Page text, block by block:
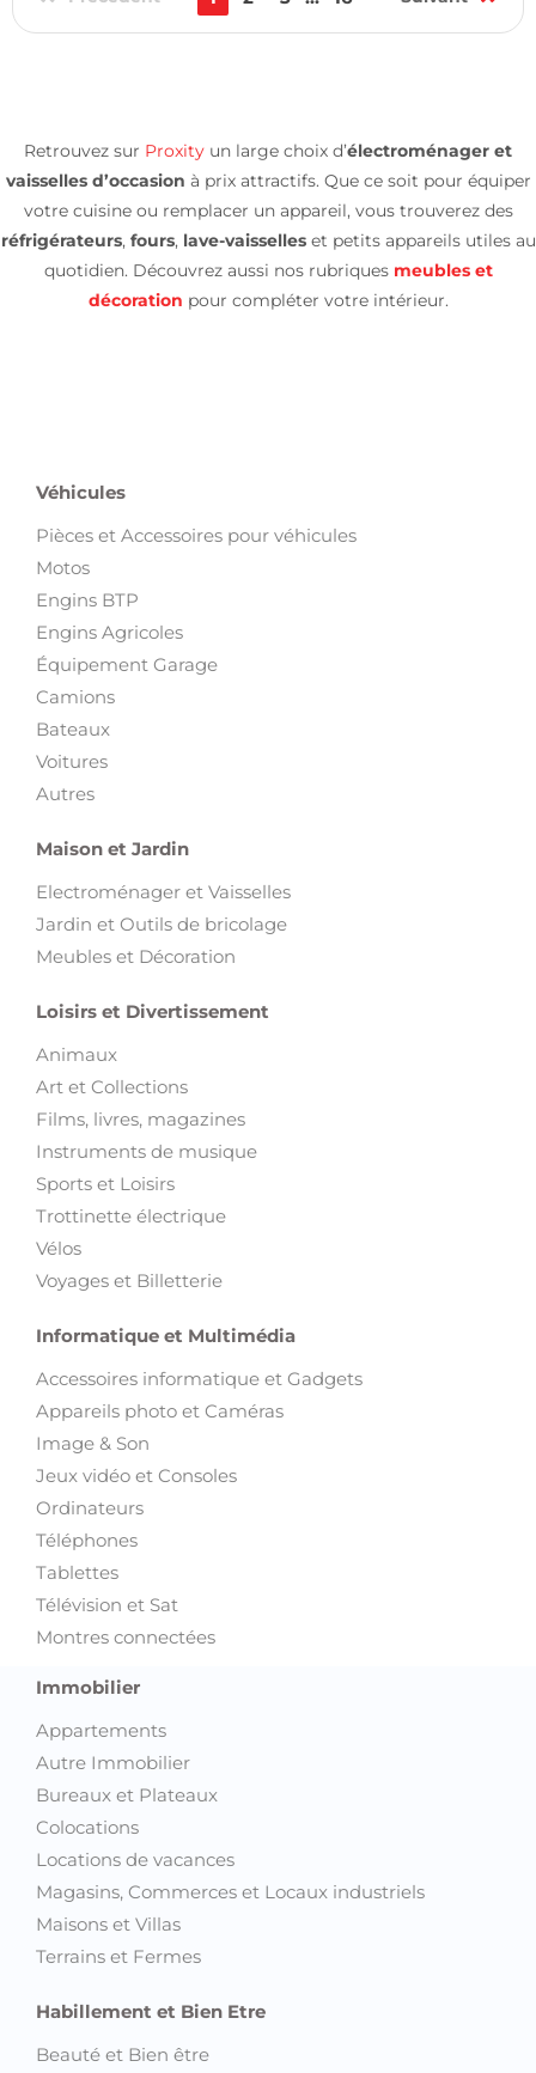
Retrouvez sur Proxity un large choix d’électroménager et
vaisselles d’occasion à prix attractifs. Que ce soit pour équiper
votre cuisine ou remplacer un appareil, vous trouverez des
réfrigérateurs, fours,lave-vaisselleset petits appareils utiles au
quotidien. Découvrez aussi nos rubriques meubles et
décoration pour compléter votre intérieur.
Véhicules
Pièces et Accessoires pour véhicules
Motos
Engins BTP
Engins Agricoles
Équipement Garage
Camions
Bateaux
Voitures
Autres
Maison et Jardin
Electroménager et Vaisselles
Jardin et Outils de bricolage
Meubles et Décoration
Loisirs et Divertissement
Animaux
Art et Collections
Films, livres, magazines
Instruments de musique
Sports et Loisirs
Trottinette électrique
Vélos
Voyages et Billetterie
Informatique et Multimédia
Accessoires informatique et Gadgets
Appareils photo et Caméras
Image & Son
Jeux vidéo et Consoles
Ordinateurs
Téléphones
Tablettes
Télévision et Sat
Montres connectées
Immobilier
Appartements
Autre Immobilier
Bureaux et Plateaux
Colocations
Locations de vacances
Magasins, Commerces et Locaux industriels
Maisons et Villas
Terrains et Fermes
Habillement et Bien Etre
Beauté et Bien être